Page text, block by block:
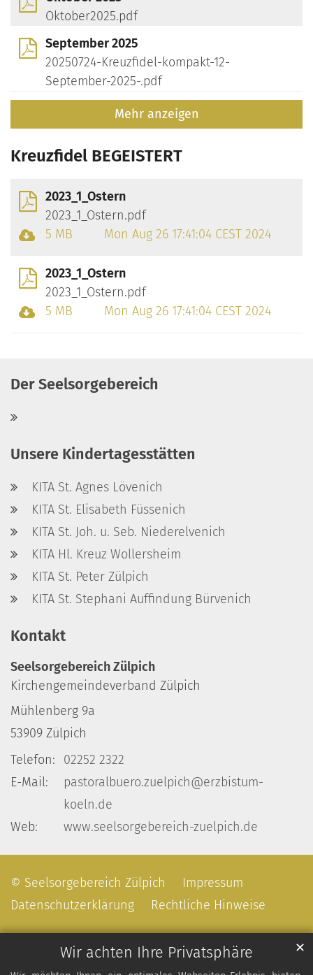
Wir achten Ihre Privatsphäre ✕
Oktober2025.pdf
September 2025
20250724-Kreuzfidel-kompakt-12-
September-2025-.pdf
Mehr anzeigen
Kreuzfidel BEGEISTERT
2023_1_Ostern
2023_1_Ostern.pdf
5 MB
Mon Aug 26 17:41:04 CEST 2024
2023_1_Ostern
2023_1_Ostern.pdf
5 MB
Mon Aug 26 17:41:04 CEST 2024
Der Seelsorgebereich
Unsere Kindertagesstätten
KITA St. Agnes Lövenich
KITA St. Elisabeth Füssenich
KITA St. Joh. u. Seb. Niederelvenich
KITA Hl. Kreuz Wollersheim
KITA St. Peter Zülpich
KITA St. Stephani Auffindung Bürvenich
Kontakt
Seelsorgebereich Zülpich
Kirchengemeindeverband Zülpich
Mühlenberg 9a
53909 Zülpich
Telefon:
02252 2322
E-Mail:
pastoralbuero.zuelpich@erzbistum-
koeln.de
Web:
www.seelsorgebereich-zuelpich.de
© Seelsorgebereich Zülpich
Impressum
Datenschutzerklärung
Rechtliche Hinweise